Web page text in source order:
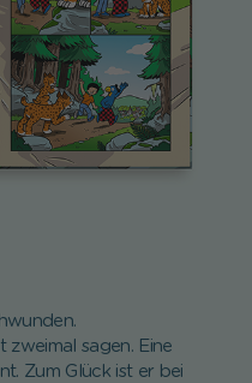
zweimal sagen. Eine
Zum Glück ist er bei